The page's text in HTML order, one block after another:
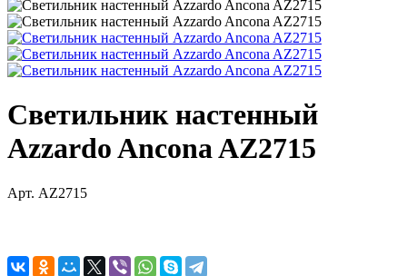
Светильник настенный
Azzardo Ancona AZ2715
Арт. AZ2715